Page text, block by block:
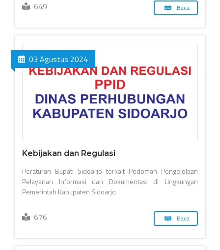
649 Baca
03 Agustus 2024
Kebijakan dan Regulasi
Peraturan Bupati Sidoarjo terkait Pedoman Pengelolaan
Pelayanan Informasi dan Dokumentasi di Lingkungan
Pemerintah Kabupaten Sidoarjo
676 Baca